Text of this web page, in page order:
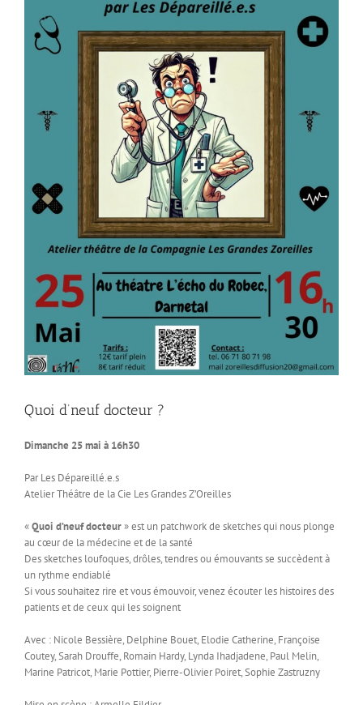
Quoi d’neuf docteur ?
Dimanche 25 mai à 16h30
Par Les Dépareillé.e.s
Atelier Théâtre de la Cie Les Grandes Z’Oreilles
«Quoi d’neuf docteur» est un patchwork de sketches qui nous plonge
au cœur de la médecine et de la santé
Des sketches loufoques, drôles, tendres ou émouvants se succèdent à
un rythme endiablé
Si vous souhaitez rire et vous émouvoir, venez écouter les histoires des
patients et de ceux qui les soignent
Avec : Nicole Bessière, Delphine Bouet, Elodie Catherine, Françoise
Coutey, Sarah Drouffe, Romain Hardy, Lynda Ihadjadene, Paul Melin,
Marine Patricot, Marie Pottier, Pierre-Olivier Poiret, Sophie Zastruzny